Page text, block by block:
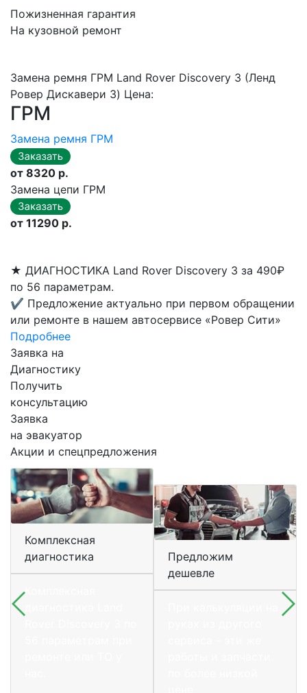
Пожизненная гарантия
На кузовной ремонт
Замена ремня ГРМ Land Rover Discovery 3 (Ленд
Ровер Дискавери 3) Цена:
ГРМ
Замена ремня ГРМ
от 8320 р.
Замена цепи ГРМ
от 11290 р.
★ ДИАГНОСТИКА Land Rover Discovery 3 за 490₽
по 56 параметрам.
✔ Предложение актуально при первом обращении
или ремонте в нашем автосервисе «Ровер Сити»
Подробнее
Заявка на
Диагностику
Получить
консультацию
Заявка
на эвакуатор
Акции и спецпредложения
Комплексная
диагностика
Комплексная
Предложим
дешевле